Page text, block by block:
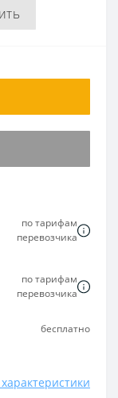
по тарифам
перевозчика
по тарифам
перевозчика
бесплатно